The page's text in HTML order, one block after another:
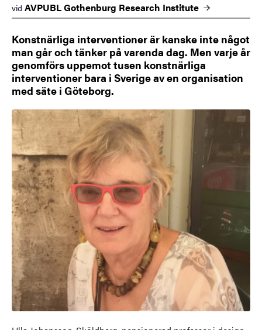
vid AVPUBL Gothenburg Research Institute
Konstnärliga interventioner är kanske inte något
man går och tänker på varenda dag. Men varje år
genomförs uppemot tusen konstnärliga
interventioner bara i Sverige av en organisation
med säte i Göteborg.